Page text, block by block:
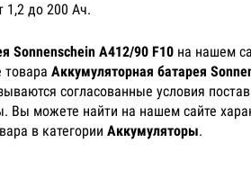
1,2 до 200 Aч.
Sonnenschein A412/90 F10 на нашем
товара Аккумуляторная батарея
согласованные условия
Вы можете найти на нашем сайте
в категории Аккумуляторы.